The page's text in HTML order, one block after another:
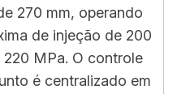
270 mm, operando
de injeção de 200
MPa. O controle
é centralizado em